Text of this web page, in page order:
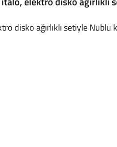
disko ağırlıklı setiyle